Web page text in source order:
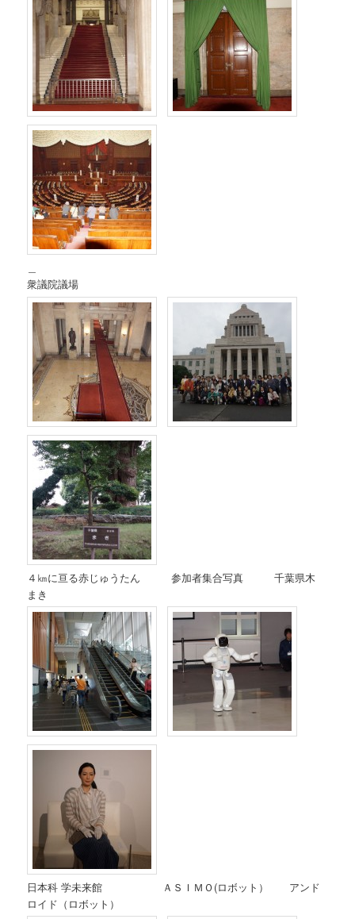
衆議院議場
４㎞に亘る赤じゅうたん 参加者集合写真 千葉県木
まき
日本科 学未来館 ＡＳＩＭＯ(ロボット） アンド
ロイド（ロボット）